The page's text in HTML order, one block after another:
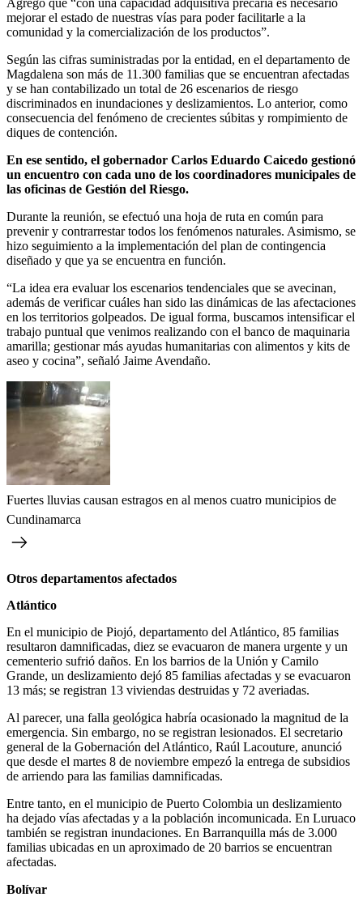
mejorar el estado de nuestras vías para poder facilitarle a la
comunidad y la comercialización de los productos”.
Según las cifras suministradas por la entidad, en el departamento de
Magdalena son más de 11.300 familias que se encuentran afectadas
y se han contabilizado un total de 26 escenarios de riesgo
discriminados en inundaciones y deslizamientos. Lo anterior, como
consecuencia del fenómeno de crecientes súbitas y rompimiento de
diques de contención.
En ese sentido, el gobernador Carlos Eduardo Caicedo gestionó
un encuentro con cada uno de los coordinadores municipales de
las oficinas de Gestión del Riesgo.
Durante la reunión, se efectuó una hoja de ruta en común para
prevenir y contrarrestar todos los fenómenos naturales. Asimismo, se
hizo seguimiento a la implementación del plan de contingencia
diseñado y que ya se encuentra en función.
“La idea era evaluar los escenarios tendenciales que se avecinan,
además de verificar cuáles han sido las dinámicas de las afectaciones
en los territorios golpeados. De igual forma, buscamos intensificar el
trabajo puntual que venimos realizando con el banco de maquinaria
amarilla; gestionar más ayudas humanitarias con alimentos y kits de
aseo y cocina”, señaló Jaime Avendaño.
Fuertes lluvias causan estragos en al menos cuatro municipios de
Cundinamarca
Otros departamentos afectados
Atlántico
En el municipio de Piojó, departamento del Atlántico, 85 familias
resultaron damnificadas, diez se evacuaron de manera urgente y un
cementerio sufrió daños. En los barrios de la Unión y Camilo
Grande, un deslizamiento dejó 85 familias afectadas y se evacuaron
13 más; se registran 13 viviendas destruidas y 72 averiadas.
Al parecer, una falla geológica habría ocasionado la magnitud de la
emergencia. Sin embargo, no se registran lesionados. El secretario
general de la Gobernación del Atlántico, Raúl Lacouture, anunció
que desde el martes 8 de noviembre empezó la entrega de subsidios
de arriendo para las familias damnificadas.
Entre tanto, en el municipio de Puerto Colombia un deslizamiento
ha dejado vías afectadas y a la población incomunicada. En Luruaco
también se registran inundaciones. En Barranquilla más de 3.000
familias ubicadas en un aproximado de 20 barrios se encuentran
afectadas.
Bolívar